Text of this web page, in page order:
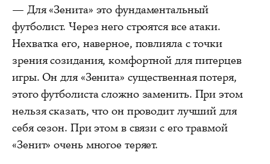
— Для «Зенита» это фундаментальный
футболист. Через него строятся все атаки.
Нехватка его, наверное, повлияла с точки
зрения созидания, комфортной для питерцев
игры. Он для «Зенита» существенная потеря,
этого футболиста сложно заменить. При этом
нельзя сказать, что он проводит лучший для
себя сезон. При этом в связи с его травмой
«Зенит» очень многое теряет.